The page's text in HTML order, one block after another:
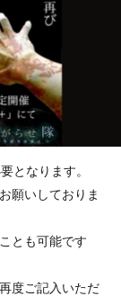
となります。
願いしておりま
とも可能です
度ご記入いただ